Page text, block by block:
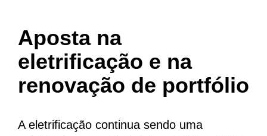
Aposta na
eletrificação e na
renovação de portfólio
A eletrificação continua sendo uma